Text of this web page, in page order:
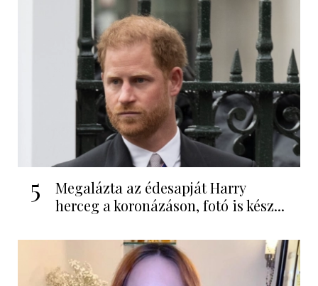
5
Megalázta az édesapját Harry
herceg a koronázáson, fotó is kész...